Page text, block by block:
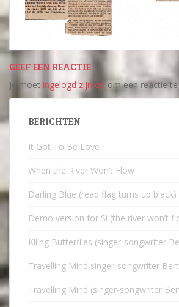
GEEF EEN REACTIE
Je moet ingelogd zijn op om een reactie
BERICHTEN
It Got To Be Love
When the River Won’t Flow
Darling Blue (read flag turns up black)
Demo version for Si (the river won’t
Kiling Butterflies (singer-songwriter
Travelling Mind singer-songwriter
Travelling Mind (singer-songwriter